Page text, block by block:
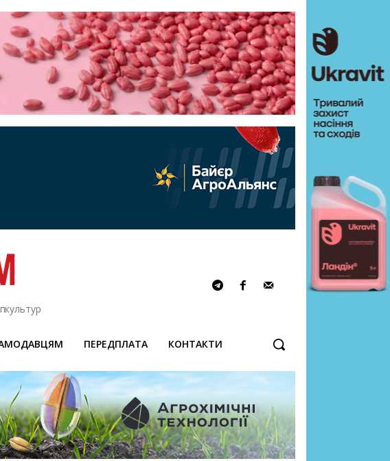
ПЕРЕДПЛАТА КОНТАКТИ